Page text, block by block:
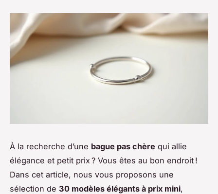
À la recherche d’une bague pas chère qui allie
élégance et petit prix ? Vous êtes au bon endroit !
Dans cet article, nous vous proposons une
sélection de 30 modèles élégants à prix mini,